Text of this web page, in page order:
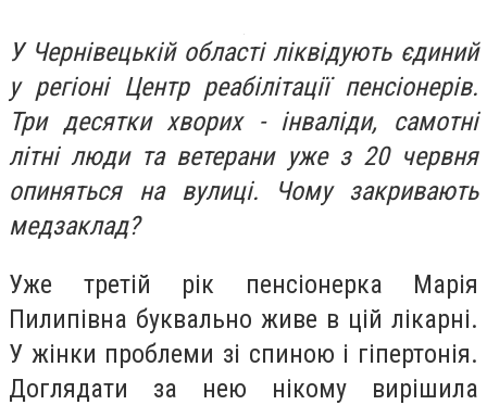
У Чернівецькій області ліквідують єдиний
у регіоні Центр реабілітації пенсіонерів.
Три десятки хворих - інваліди, самотні
літні люди та ветерани уже з 20 червня
опиняться на вулиці. Чому закривають
медзаклад?
Уже третій рік пенсіонерка Марія
Пилипівна буквально живе в цій лікарні.
У жінки проблеми зі спиною і гіпертонія.
Доглядати за нею нікому вирішила